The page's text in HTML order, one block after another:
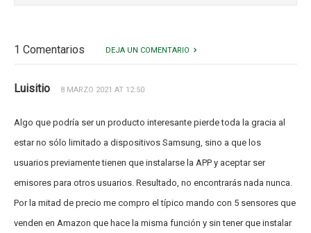
1 Comentarios DEJA UN COMENTARIO
Luisitio 8 MARZO 2021 AT 12:50
Algo que podría ser un producto interesante pierde toda la gracia al
estar no sólo limitado a dispositivos Samsung, sino a que los
usuarios previamente tienen que instalarse la APP y aceptar ser
emisores para otros usuarios. Resultado, no encontrarás nada nunca.
Por la mitad de precio me compro el típico mando con 5 sensores que
venden en Amazon que hace la misma función y sin tener que instalar